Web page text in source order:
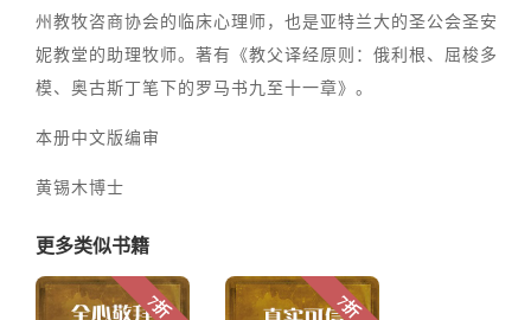
州教牧咨商协会的临床心理师，也是亚特兰大的圣公会圣安
妮教堂的助理牧师。著有《教父译经原则：俄利根、屈梭多
模、奥古斯丁笔下的罗马书九至十一章》。
本册中文版编审
黄锡木博士
更多类似书籍